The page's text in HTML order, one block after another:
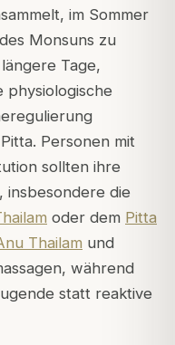
im Sommer
Monsuns zu
Tage,
physiologische
Personen mit
sollten ihre
insbesondere die
oder dem Pitta
Thailam und
während
statt reaktive